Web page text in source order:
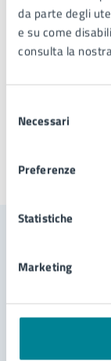
da parte degli
e su come
consulta la
delNecessari
Preferenze
Statistiche
Marketing
PEC:
Ultimo